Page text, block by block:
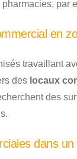
par
en
travaillant
des locaux
des
dans